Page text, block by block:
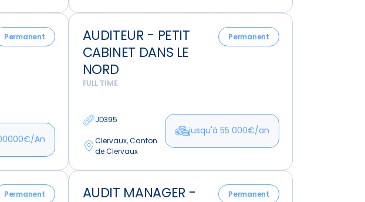
Permanent
An
AUDITEUR - PETIT
CABINET DANS LE
NORD
Permanent
FULL TIME
JD395
Clervaux, Canton
de Clervaux
jusqu'à 55 000€/an
Auditeur
Petit
Cabinet
Dans
Permanent
AUDIT MANAGER -
Permanent
Audit
manager